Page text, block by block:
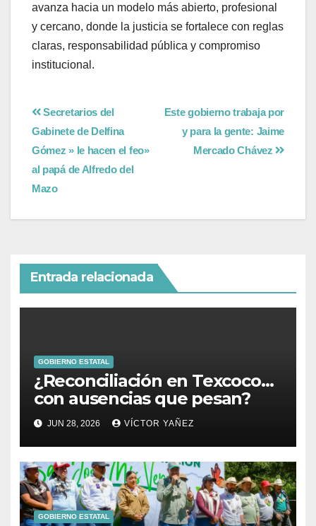
avanza hacia un modelo más abierto, profesional
y cercano, donde la justicia se fortalece con reglas
claras, responsabilidad pública y compromiso
institucional.
Este gobierno trabaja por
y para la gente: Jaime
Mercado Chávez
Secretarios del
Gabinete de Delfina
Gómez » le hacen el feo»
al papá de Alfredo del
Mazo
Entrada relacionada
GOBIERNO ESTATAL
¿Reconciliación en Texcoco…
con ausencias que pesan?
JUN 28, 2026 VÍCTOR YAÑEZ
GOBIERNO ESTATAL